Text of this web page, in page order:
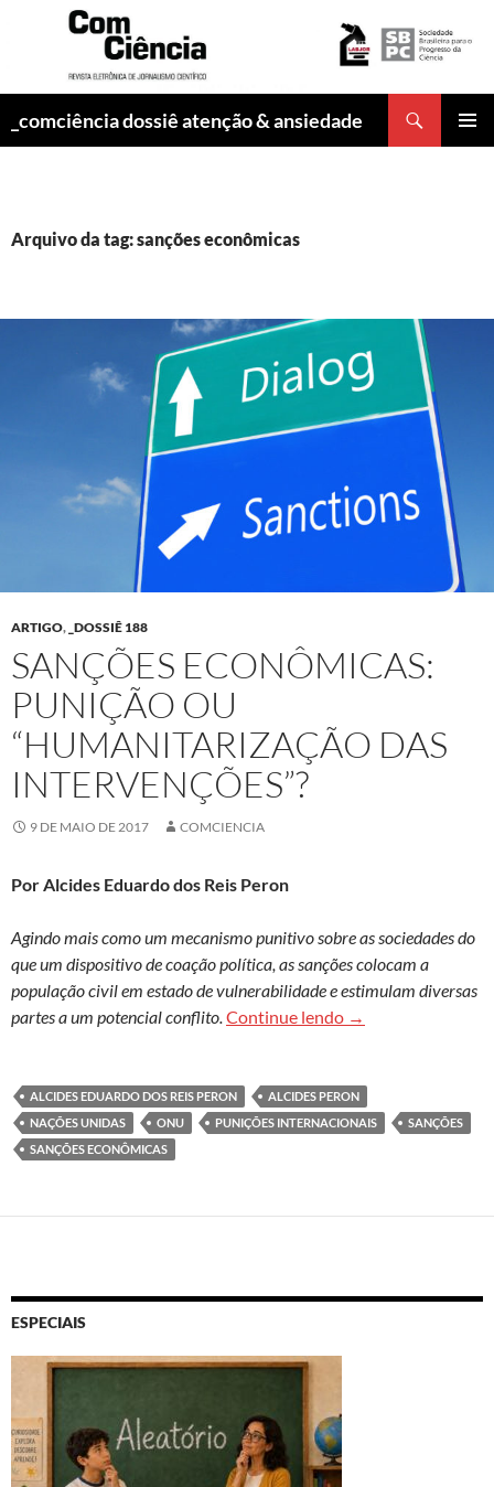
_comciência dossiê atenção & ansiedade
Arquivo da tag: sanções econômicas
ARTIGO, _DOSSIÊ 188
SANÇÕES ECONÔMICAS:
PUNIÇÃO OU
“HUMANITARIZAÇÃO DAS
INTERVENÇÕES”?
9 DE MAIO DE 2017 COMCIENCIA
Por Alcides Eduardo dos Reis Peron
Agindo mais como um mecanismo punitivo sobre as sociedades do
que um dispositivo de coação política, as sanções colocam a
população civil em estado de vulnerabilidade e estimulam diversas
partes a um potencial conflito.Continue lendo Sanções
→
ALCIDES EDUARDO DOS REIS PERON
ALCIDES PERON
NAÇÕES UNIDAS
ONU PUNIÇÕES INTERNACIONAIS
SANÇÕES
SANÇÕES ECONÔMICAS
ESPECIAIS